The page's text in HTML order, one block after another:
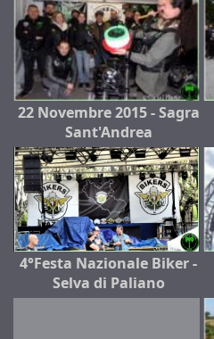
22 Novembre 2015 - Sagra
Sant'Andrea
4°Festa Nazionale Biker -
Selva di Paliano